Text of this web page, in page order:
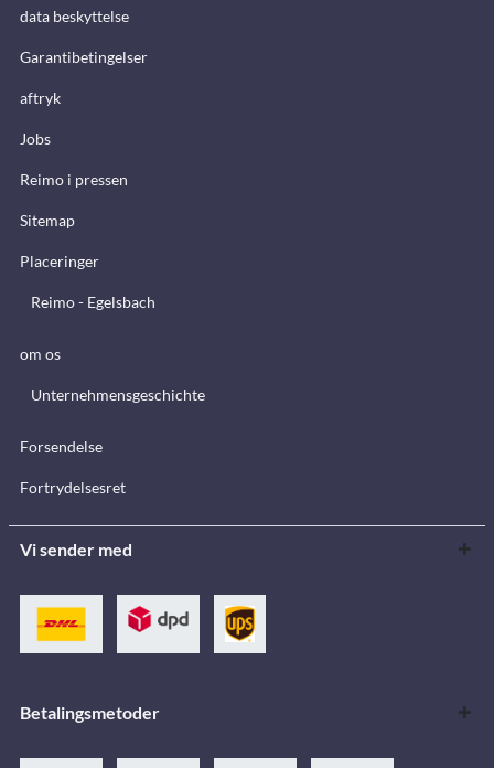
data beskyttelse
Garantibetingelser
aftryk
Jobs
Reimo i pressen
Sitemap
Placeringer
Reimo - Egelsbach
om os
Unternehmensgeschichte
Forsendelse
Fortrydelsesret
Vi sender med
Betalingsmetoder